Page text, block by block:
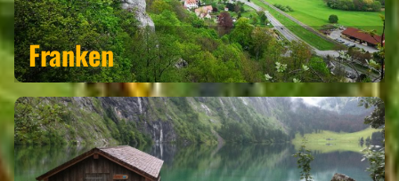
Franken